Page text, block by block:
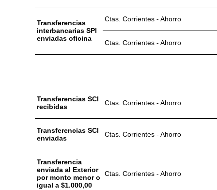
Transferencias
interbancarias SPI
enviadas oficina
Ctas. Corrientes - Ahorro
Ctas. Corrientes - Ahorro
Transferencias SCI
recibidas
Ctas. Corrientes - Ahorro
Transferencias SCI
enviadas
Ctas. Corrientes - Ahorro
Transferencia
enviada al Exterior
por monto menor o
igual a $1.000,00
Ctas. Corrientes - Ahorro